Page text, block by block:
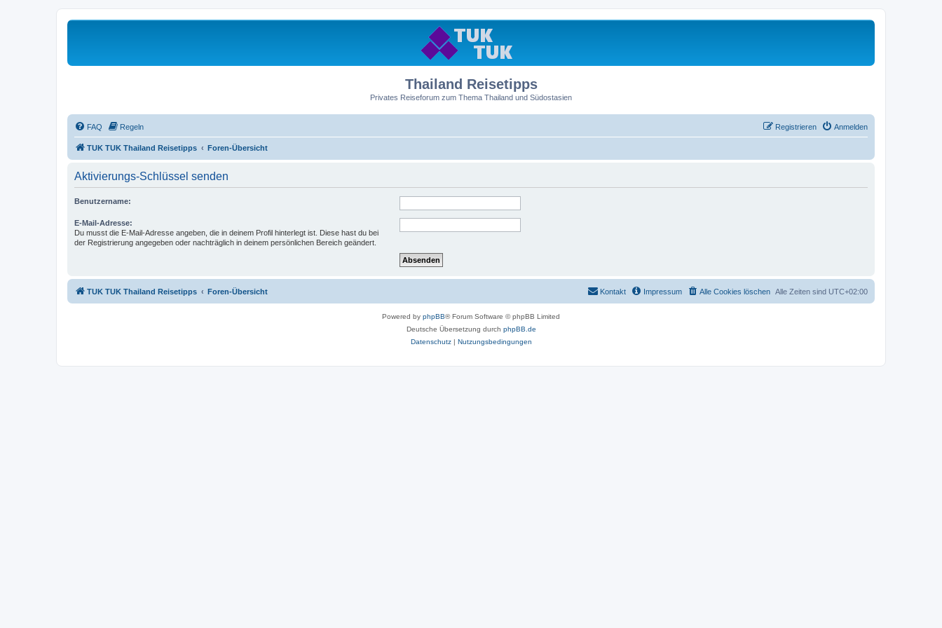
Thailand Reisetipps
Privates Reiseforum zum Thema Thailand und Südostasien
FAQ Regeln Anmelden
Registrieren
TUK TUK Thailand Reisetipps Foren-Übersicht
Aktivierungs-Schlüssel senden
Benutzername:
E-Mail-Adresse:
Du musst die E-Mail-Adresse angeben, die in deinem Profil hinterlegt ist. Diese hast du bei
der Registrierung angegeben oder nachträglich in deinem persönlichen Bereich geändert.
TUK TUK Thailand Reisetipps Foren-Übersicht Alle Zeiten sind UTC+02:00
Alle Cookies löschen
Impressum
Kontakt
Powered by phpBB® Forum Software © phpBB Limited
Deutsche Übersetzung durch phpBB.de
Datenschutz| Nutzungsbedingungen